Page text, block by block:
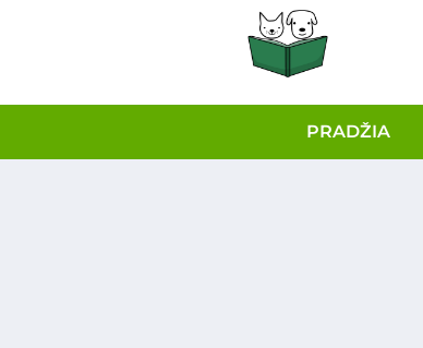
PRADŽIA